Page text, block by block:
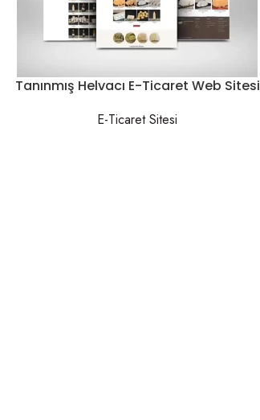
Tanınmış Helvacı E-Ticaret Web Sitesi
E-Ticaret Sitesi